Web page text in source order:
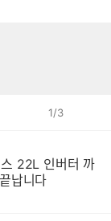
1/3
납니다